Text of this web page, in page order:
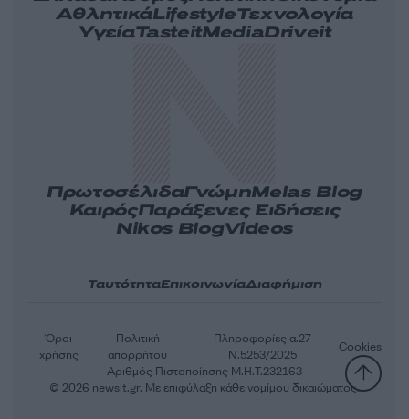
ΑθλητικάLifestyleΤεχνολογία
ΥγείαTasteitMediaDriveit
ΠρωτοσέλιδαΓνώμηMelas Blog
ΚαιρόςΠαράξενες Ειδήσεις
Nikos BlogVideos
ΤαυτότηταΕπικοινωνίαΔιαφήμιση
Αριθμός Πιστοποίησης Μ.Η.Τ.232163
Όροι
χρήσης
Πολιτική
απορρήτου
Πληροφορίες α.27
Ν.5253/2025
Cookies
© 2026 newsit.gr. Με επιφύλαξη κάθε νομίμου δικαιώματος.